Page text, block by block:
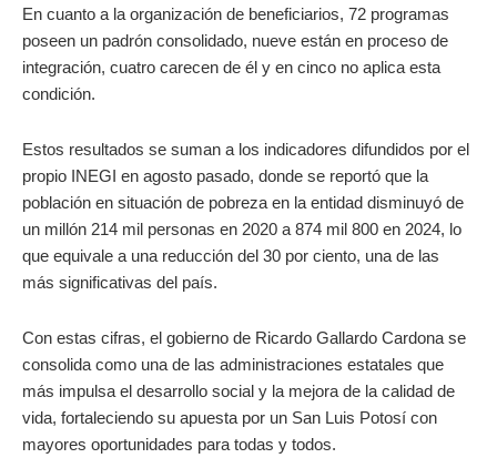
En cuanto a la organización de beneficiarios, 72 programas
poseen un padrón consolidado, nueve están en proceso de
integración, cuatro carecen de él y en cinco no aplica esta
condición.
Estos resultados se suman a los indicadores difundidos por el
propio INEGI en agosto pasado, donde se reportó que la
población en situación de pobreza en la entidad disminuyó de
un millón 214 mil personas en 2020 a 874 mil 800 en 2024, lo
que equivale a una reducción del 30 por ciento, una de las
más significativas del país.
Con estas cifras, el gobierno de Ricardo Gallardo Cardona se
consolida como una de las administraciones estatales que
más impulsa el desarrollo social y la mejora de la calidad de
vida, fortaleciendo su apuesta por un San Luis Potosí con
mayores oportunidades para todas y todos.